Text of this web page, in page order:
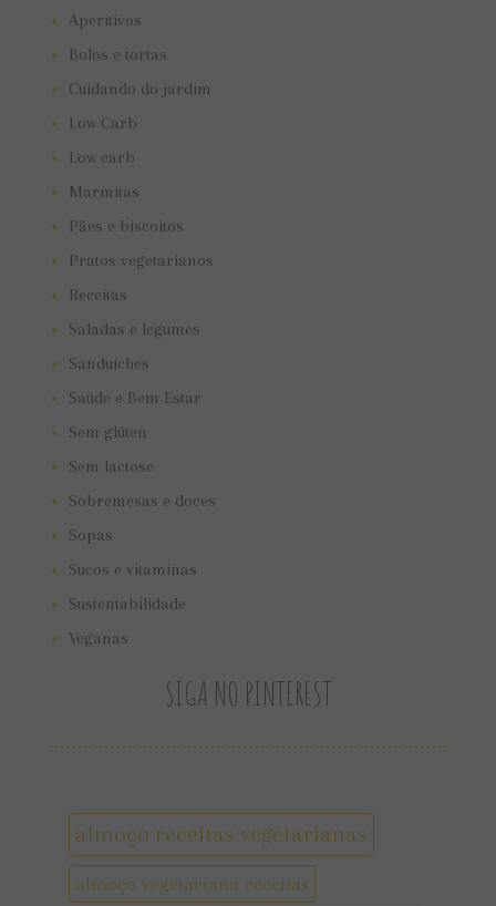
Aperitivos
Bolos e tortas
Cuidando do jardim
Low Carb
Low carb
Marmitas
Pães e biscoitos
Pratos vegetarianos
Receitas
Saladas e legumes
Sanduíches
Saúde e Bem Estar
Sem glúten
Sem lactose
Sobremesas e doces
Sopas
Sucos e vitaminas
Sustentabilidade
Veganas
SIGA NO PINTEREST
almoço receitas vegetarianas
almoço vegetariano receitas